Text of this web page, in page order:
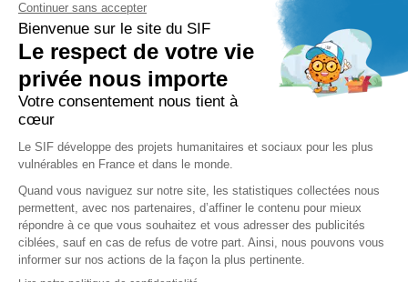
FAQ
Réduction Fiscale
Ramadan 2026
Zakât Al Maal
Intérêts Bancaires
Parrainage Individuel
Waqf
PRESSE ET PARTENAIRE
Contact Presse
Communiqués de Presse
Actualités Presse
Réseaux sociaux